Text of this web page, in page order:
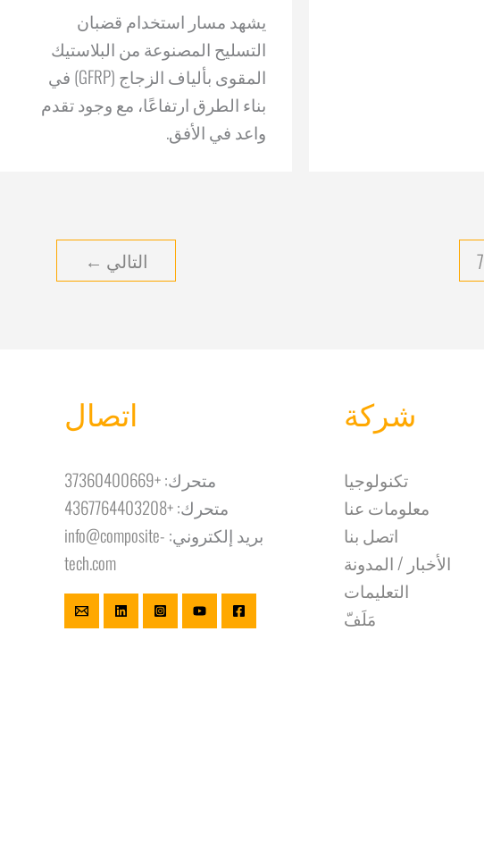
يشهد مسار استخدام قضبان
التسليح المصنوعة من البلاستيك
المقوى بألياف الزجاج (GFRP) في
بناء الطرق ارتفاعًا، مع وجود تقدم
واعد في الأفق.
7 التالي ←
شركة
تكنولوجيا
معلومات عنا
اتصل بنا
الأخبار / المدونة
التعليمات
مَلَفّ
اتصال
متحرك:+37360400669
متحرك:+4367764403208
بريد إلكتروني: info@composite-
tech.com